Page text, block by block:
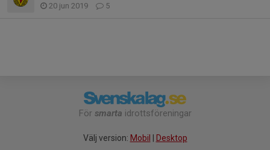
20 jun 2019 5
För smarta idrottsföreningar
Välj version: Mobil | Desktop